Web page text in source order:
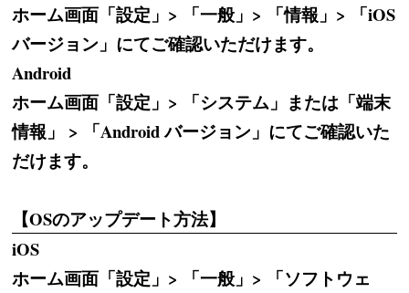
ホーム画面「設定」> 「一般」> 「情報」> 「iOS
バージョン」にてご確認いただけます。
Android
ホーム画面「設定」> 「システム」または「端末
情報」 > 「Android バージョン」にてご確認いた
だけます。
【OSのアップデート方法】
iOS
ホーム画面「設定」> 「一般」> 「ソフトウェ